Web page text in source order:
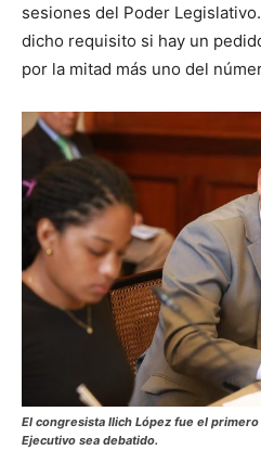
sesiones del Poder
dicho requisito si hay un
por la mitad más uno del
El congresista Ilich López fue el
Ejecutivo sea debatido.